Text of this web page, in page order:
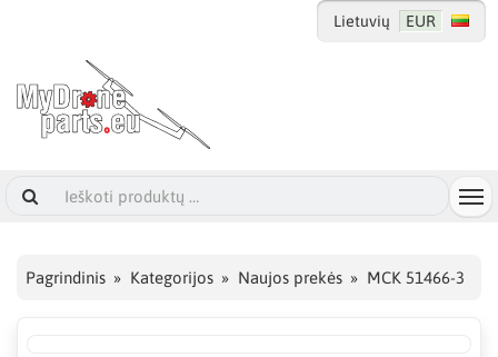
Lietuvių EUR
Pagrindinis Kategorijos Naujos prekės MCK 51466-3